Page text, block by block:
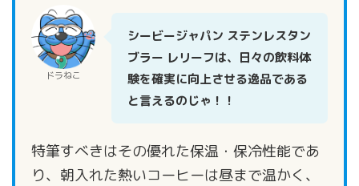
ドラねこ
シービージャパン ステンレスタン
ブラー レリーフは、日々の飲料体
験を確実に向上させる逸品である
と言えるのじゃ！！
特筆すべきはその優れた保温・保冷性能であ
り、朝入れた熱いコーヒーは昼まで温かく、